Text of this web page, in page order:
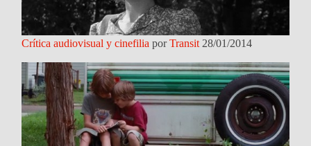
Crítica audiovisual y cinefilia porTransit 28/01/2014